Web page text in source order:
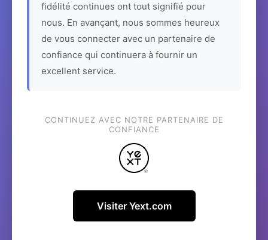
fidélité continues ont tout signifié pour
nous. En avançant, nous sommes heureux
de vous connecter avec un partenaire de
confiance qui continuera à fournir un
excellent service.
CONTINUEZ AVEC NOTRE PARTENAIRE DE
CONFIANCE
Visiter Yext.com